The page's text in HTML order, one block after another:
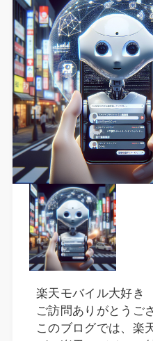
楽天モバイル大好き
ご訪問ありがとうご
このブログでは、楽